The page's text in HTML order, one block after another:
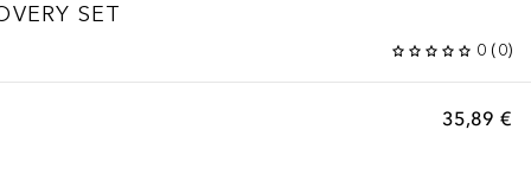
SET
0 (0)
35,89 €